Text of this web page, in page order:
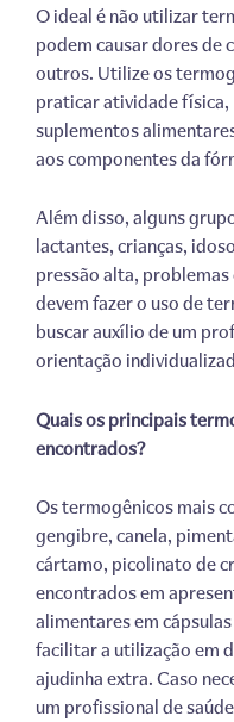
O ideal é não utilizar
podem causar dores de
outros. Utilize os
praticar atividade
suplementos
aos componentes da
Além disso, alguns
lactantes, crianças,
pressão alta,
devem fazer o uso de
buscar auxílio de um
orientação
Quais os principais
encontrados?
Os termogênicos mais
gengibre, canela,
cártamo, picolinato de
encontrados em
alimentares em
facilitar a utilização em
ajudinha extra. Caso
um profissional de